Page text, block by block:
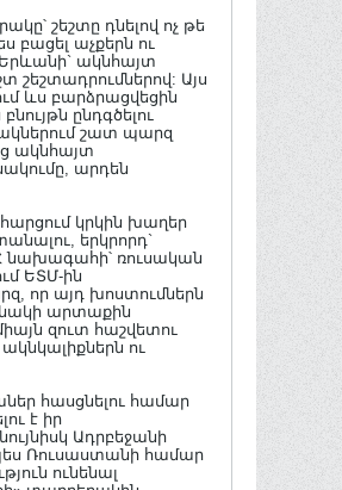
շեշտը դնելով ոչ թե
բացել աչքերն ու
Երևանի` ակնհայտ
շեշտադրումներով: Այս
ևս բարձրացվեցին
ընդգծելու
շատ պարզ
ակնհայտ
արդեն
կրկին խաղեր
երկրորդ`
նախագահի՝ ռուսական
ԵՏՄ-ին
որ այդ խոստումներն
արտաքին
զուտ հաշվետու
ու
հասցնելու համար
է իր
Ադրբեջանի
Ռուսաստանի համար
ունենալ